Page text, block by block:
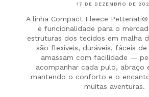
17 DE DEZEMBRO DE
A linha Compact Fleece
e funcionalidade para o
estruturas dos tecidos em malha
são flexíveis, duráveis, fáceis
amassam com facilidade —
acompanhar cada pulo, abraço
mantendo o conforto e o
muitas aventuras.